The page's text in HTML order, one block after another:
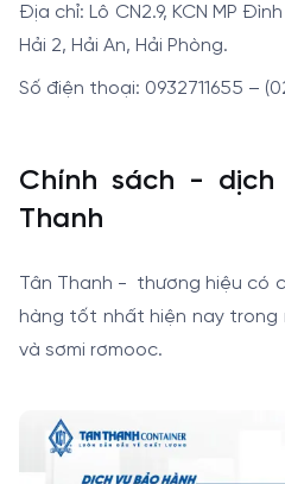
Địa chỉ: Lô CN2.9, KCN MP
Hải 2, Hải An, Hải Phòng.
Số điện thoại: 0932711655 –
Chính sách -
Thanh
Tân Thanh - thương hiệu có
hàng tốt nhất hiện nay
và sơmi rơmooc.